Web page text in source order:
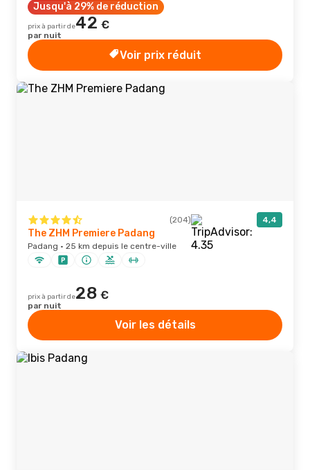
Jusqu'à 29% de réduction
prix à partir de42 €
par nuit
Voir prix réduit
(204) 4,4
The ZHM Premiere Padang
Padang · 25 km depuis le centre-ville
prix à partir de28 €
par nuit
Voir les détails